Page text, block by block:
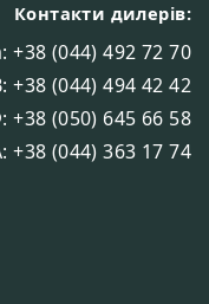
Контакти дилерів:
+38 (044) 492 72 70
(044) 494 42 42
(050) 645 66 58
(044) 363 17 74